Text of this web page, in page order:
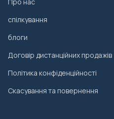
Про нас
спілкування
блоги
Договір дистанційних продажів
Політика конфіденційності
Скасування та повернення